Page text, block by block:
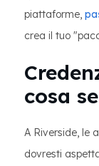
piattaforme,
crea il tuo
cosa
A Riverside, le
dovresti